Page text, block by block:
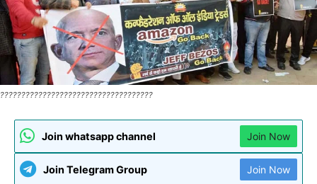
????????????????????????????????????
Join whatsapp channel Join Now
Join Telegram Group Join Now